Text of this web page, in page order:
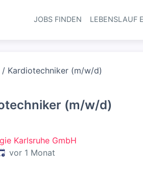
JOBS FINDEN LEBENSLAUF
Kardiotechniker (m/w/d)
(m/w/d)
Karlsruhe GmbH
:
vor 1 Monat